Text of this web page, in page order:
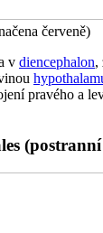
červeně)
v diencephalon,
pravého a